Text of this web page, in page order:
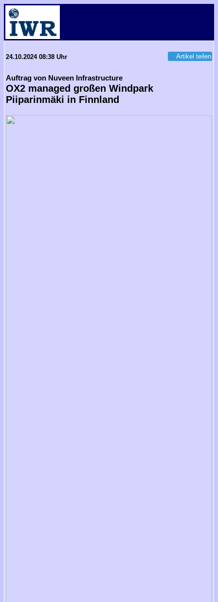
24.10.2024 08:38 Uhr Artikel teilen
Auftrag von Nuveen Infrastructure
OX2 managed großen Windpark
Piiparinmäki in Finnland